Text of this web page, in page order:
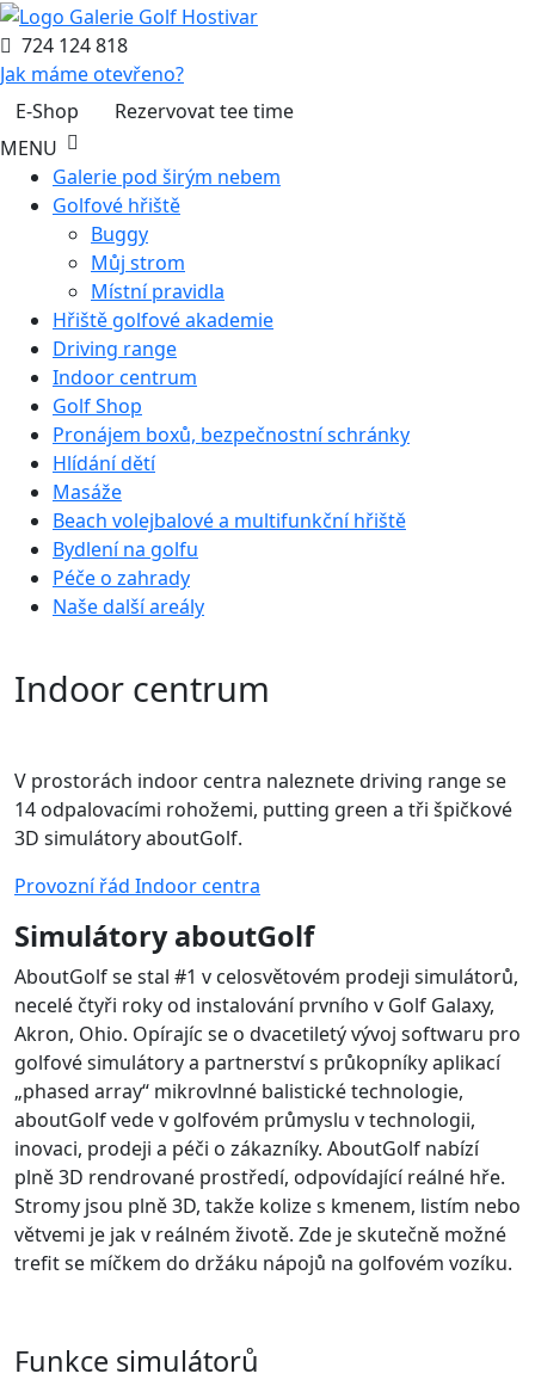
724 124 818
Jak máme otevřeno?
E-Shop
Rezervovat tee time
MENU
Galerie pod širým nebem
Golfové hřiště
Buggy
Můj strom
Místní pravidla
Hřiště golfové akademie
Driving range
Indoor centrum
Golf Shop
Pronájem boxů, bezpečnostní schránky
Hlídání dětí
Masáže
Beach volejbalové a multifunkční hřiště
Bydlení na golfu
Péče o zahrady
Naše další areály
Indoor centrum
V prostorách indoor centra naleznete driving range se
14 odpalovacími rohožemi, putting green a tři špičkové
3D simulátory aboutGolf.
Provozní řád Indoor centra
Simulátory aboutGolf
AboutGolf se stal #1 v celosvětovém prodeji simulátorů,
necelé čtyři roky od instalování prvního v Golf Galaxy,
Akron, Ohio. Opírajíc se o dvacetiletý vývoj softwaru pro
golfové simulátory a partnerství s průkopníky aplikací
„phased array“ mikrovlnné balistické technologie,
aboutGolf vede v golfovém průmyslu v technologii,
inovaci, prodeji a péči o zákazníky. AboutGolf nabízí
plně 3D rendrované prostředí, odpovídající reálné hře.
Stromy jsou plně 3D, takže kolize s kmenem, listím nebo
větvemi je jak v reálném životě. Zde je skutečně možné
trefit se míčkem do držáku nápojů na golfovém vozíku.
Funkce simulátorů